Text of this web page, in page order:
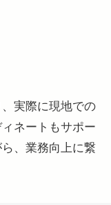
実際に現地での
ネートもサポー
、業務向上に繋